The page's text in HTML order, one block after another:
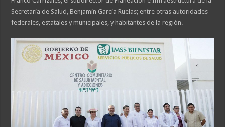
Secretaría de Salud, Benjamín García Ruelas; entre otras autoridades
federales, estatales y municipales, y habitantes de la región.